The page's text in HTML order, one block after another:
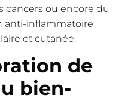
cancers ou encore du
anti-inflammatoire
et cutanée.
de
bien-